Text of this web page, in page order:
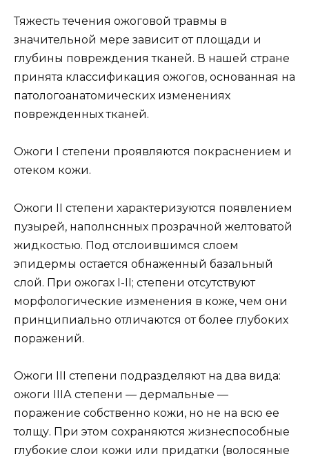
Тяжесть течения ожоговой травмы в
значительной мере зависит от площади и
глубины повреждения тканей. В нашей стране
принята классификация ожогов, основанная на
патологоанатомических изменениях
поврежденных тканей.
Ожоги I степени проявляются покраснением и
отеком кожи.
Ожоги II степени характеризуются появлением
пузырей, наполнснных прозрачной желтоватой
жидкостью. Под отслоившимся слоем
эпидермы остается обнаженный базальный
слой. При ожогах I-II; степени отсутствуют
морфологические изменения в коже, чем они
принципиально отличаются от более глубоких
поражений.
Ожоги III степени подразделяют на два вида:
ожоги IIIА степени — дермальные —
поражение собственно кожи, но не на всю ее
толщу. При этом сохраняются жизнеспособные
глубокие слои кожи или придатки (волосяные